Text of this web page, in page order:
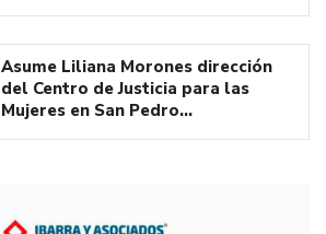
Asume Liliana Morones dirección
del Centro de Justicia para las
Mujeres en San Pedro…